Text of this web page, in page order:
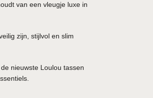
van een vleugje luxe in
zijn, stijlvol en slim
nieuwste Loulou tassen